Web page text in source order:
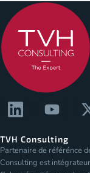
TVH Consulting
Partenaire de référénce
Consulting est